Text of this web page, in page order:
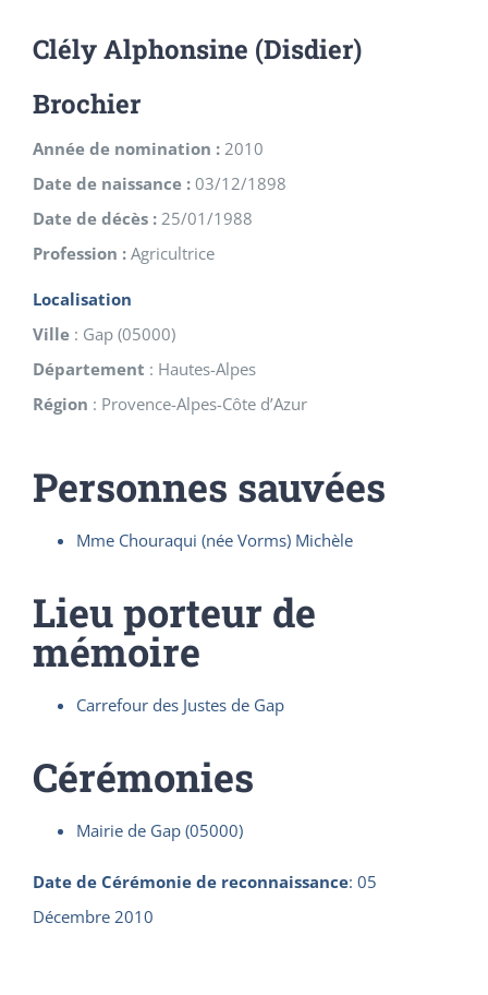
Clély Alphonsine (Disdier)
Brochier
Année de nomination : 2010
Date de naissance : 03/12/1898
Date de décès : 25/01/1988
Profession : Agricultrice
Localisation
Ville : Gap (05000)
Département : Hautes-Alpes
Région : Provence-Alpes-Côte d’Azur
Personnes sauvées
Mme Chouraqui (née Vorms) Michèle
Lieu porteur de
mémoire
Carrefour des Justes de Gap
Cérémonies
Mairie de Gap (05000)
Date de Cérémonie de reconnaissance: 05
Décembre 2010